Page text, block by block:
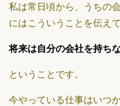
私は常日頃から、うちの
にはこういうことを伝えて
将来は自分の会社を持ち
ということです。
今やっている仕事はいつ